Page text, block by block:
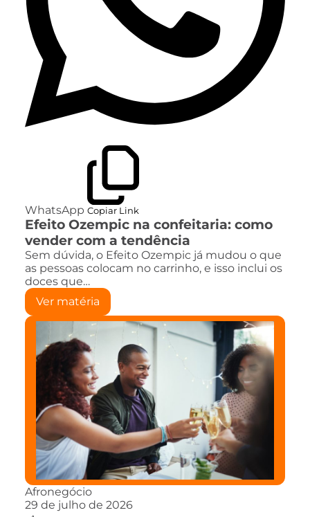
WhatsApp Copiar Link
Efeito Ozempic na confeitaria: como
vender com a tendência
Sem dúvida, o Efeito Ozempic já mudou o que
as pessoas colocam no carrinho, e isso inclui os
doces que…
Ver matéria
Afronegócio
29 de julho de 2026